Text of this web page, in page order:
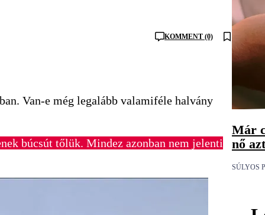
KOMMENT (0)
Van-e még legalább valamiféle halvány
búcsút tőlük. Mindez azonban nem jelenti
Már
nő
SÚLYOS